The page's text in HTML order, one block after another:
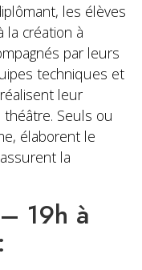
les élèves
la création à
par leurs
techniques et
leur
Seuls ou
élaborent le
la
19h à